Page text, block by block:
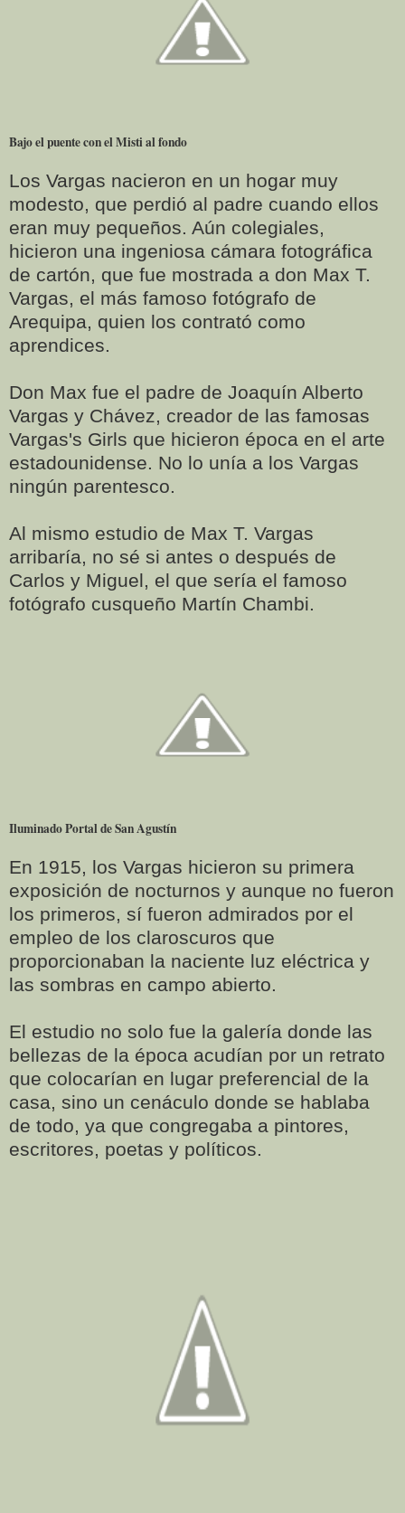
Bajo el puente con el Misti al fondo
Los Vargas nacieron en un hogar muy
modesto, que perdió al padre cuando ellos
eran muy pequeños. Aún colegiales,
hicieron una ingeniosa cámara fotográfica
de cartón, que fue mostrada a don Max T.
Vargas, el más famoso fotógrafo de
Arequipa, quien los contrató como
aprendices.
Don Max fue el padre de Joaquín Alberto
Vargas y Chávez, creador de las famosas
Vargas's Girls que hicieron época en el arte
estadounidense. No lo unía a los Vargas
ningún parentesco.
Al mismo estudio de Max T. Vargas
arribaría, no sé si antes o después de
Carlos y Miguel, el que sería el famoso
fotógrafo cusqueño Martín Chambi.
Iluminado Portal de San Agustín
En 1915, los Vargas hicieron su primera
exposición de nocturnos y aunque no fueron
los primeros, sí fueron admirados por el
empleo de los claroscuros que
proporcionaban la naciente luz eléctrica y
las sombras en campo abierto.
El estudio no solo fue la galería donde las
bellezas de la época acudían por un retrato
que colocarían en lugar preferencial de la
casa, sino un cenáculo donde se hablaba
de todo, ya que congregaba a pintores,
escritores, poetas y políticos.